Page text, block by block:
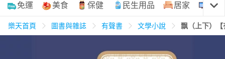
購物網分類
美食蛋糕 養生保健
免運 美食 保健 民生用品 居家 3C
樂天首頁 圖書與雜誌 有聲書 文學小說 飘（上下）【